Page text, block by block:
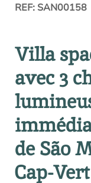
REF: SAN00158
Villa
avec 3
de São
Cap-Vert